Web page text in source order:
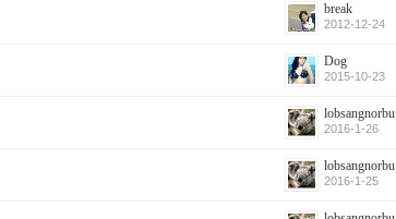
break
2012-12-24
Dog
2015-10-23
lobsangnorbu
2016-1-26
lobsangnorbu
2016-1-25